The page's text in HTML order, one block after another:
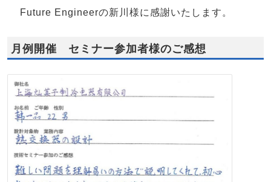
Future Engineerの新川様に感謝いたします。
月例開催 セミナー参加者様のご感想